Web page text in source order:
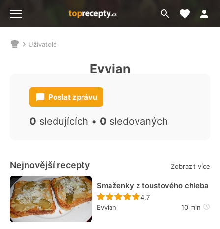
Přejít
na
Moje
NacházíteUživatelé
Evvian
Poslat zprávu
0 sledujících • 0 sledovaných
Nejnovější recepty Zobrazit více
Smaženky z toustového chleba
Recept ještě nebyl
4,7
Evvian
10 min